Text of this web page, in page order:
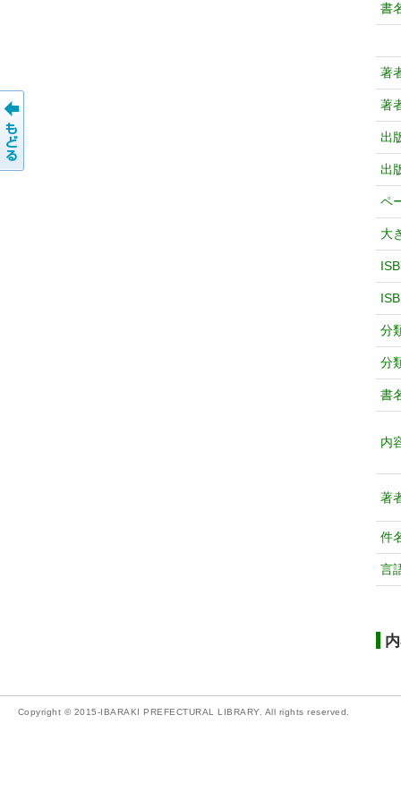
書
著
著
出
出
ペ
大
分
分
書
内
著
件
言
Copyright © 2015-IBARAKI PREFECTURAL LIBRARY. All rights reserved.